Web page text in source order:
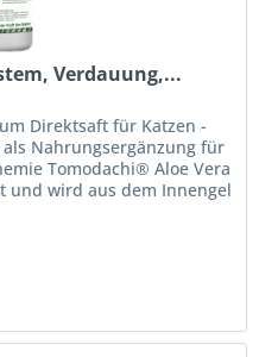
Verdauung,...
Direktsaft für Katzen -
Nahrungsergänzung für
Tomodachi® Aloe Vera
und wird aus dem Innengel